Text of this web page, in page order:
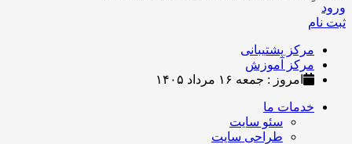
ورود
ثبت نام
مرکز پشتیبانی
مرکز آموزش
امروز : جمعه ۱۶ مرداد ۱۴۰۵
خدمات ما
سئو سایت
طراحی سایت